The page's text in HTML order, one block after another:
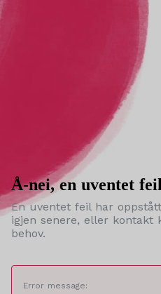
Å-nei, en uventet
En uventet feil har
igjen senere, eller kontakt
behov.
Error message: